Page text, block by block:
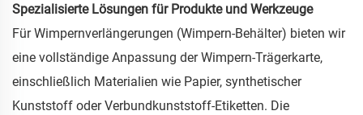
Spezialisierte Lösungen für Produkte und Werkzeuge
Für Wimpernverlängerungen (Wimpern-Behälter) bieten wir
eine vollständige Anpassung der Wimpern-Trägerkarte,
einschließlich Materialien wie Papier, synthetischer
Kunststoff oder Verbundkunststoff-Etiketten. Die